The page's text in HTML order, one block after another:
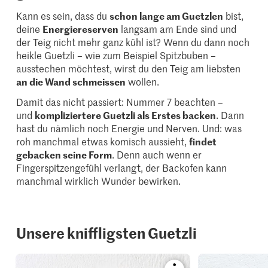
Kann es sein, dass duschon lange am Guetzlen bist,
deine Energiereserven langsam am Ende sind und
der Teig nicht mehr ganz kühl ist? Wenn du dann noch
heikle Guetzli – wie zum Beispiel Spitzbuben –
ausstechen möchtest, wirst du den Teig am liebsten
an die Wand schmeissen wollen.
Damit das nicht passiert: Nummer 7 beachten –
und kompliziertere Guetzli als Erstes backen. Dann
hast du nämlich noch Energie und Nerven. Und: was
roh manchmal etwas komisch aussieht,findet
gebacken seine Form. Denn auch wenn er
Fingerspitzengefühl verlangt, der Backofen kann
manchmal wirklich Wunder bewirken.
Unsere kniffligsten Guetzli